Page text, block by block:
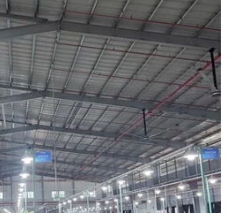
nước Hồi giáo (IS) Abu Bakr al-
(Nguồn: Reuters)
6, hãng thông tấn IRNA
người đại diện của
của Iran, Đại giáo chủ
thủ lĩnh của tổ chức Nhà